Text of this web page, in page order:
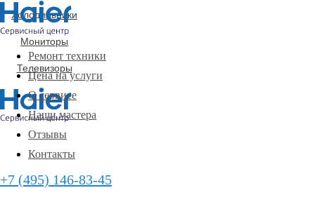
Холодильники
Мониторы
Телевизоры
Ремонт техники
Цена на услуги
О сервисе
Наши мастера
Отзывы
Контакты
+7 (495) 146-83-45